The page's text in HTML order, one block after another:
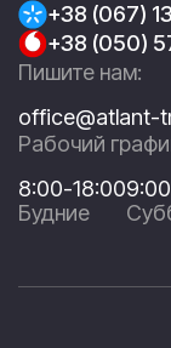
+38 (067)
+38 (050)
Пишите нам:
office@atlant-
Рабочий
8:00-18:00
Будние